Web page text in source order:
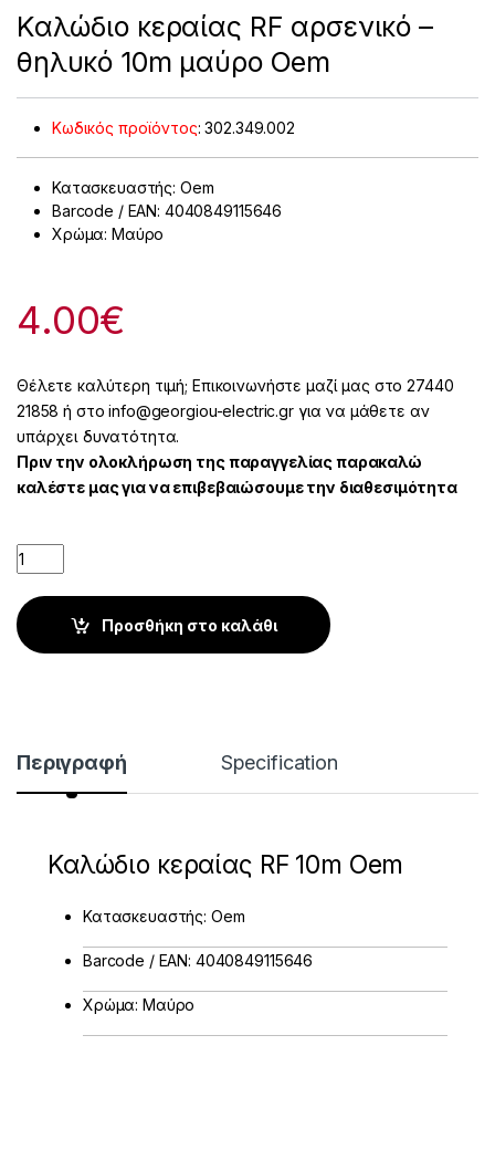
Καλώδιο κεραίας RF αρσενικό –
θηλυκό 10m μαύρο Oem
Κωδικός προϊόντος:302.349.002
Κατασκευαστής: Oem
Barcode / EAN: 4040849115646
Χρώμα: Μαύρο
4.00€
Θέλετε καλύτερη τιμή; Επικοινωνήστε μαζί μας στο 27440
21858 ή στο info@georgiou-electric.gr για να μάθετε αν
υπάρχει δυνατότητα.
Πριν την ολοκλήρωση της παραγγελίας παρακαλώ
καλέστε μας για να επιβεβαιώσουμε την διαθεσιμότητα
Quantity
Προσθήκη στο καλάθι
Περιγραφή Specification
Καλώδιο κεραίας RF 10m Oem
Κατασκευαστής: Oem
Barcode / EAN: 4040849115646
Χρώμα: Μαύρο